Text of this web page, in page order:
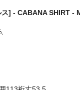
] - CABANA SHIRT -